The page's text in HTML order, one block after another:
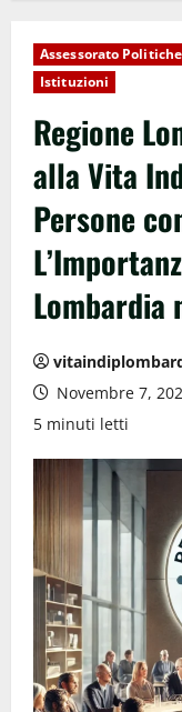
Assessorato
Istituzioni
Regione
alla Vita
Persone
Lombardia
Novembre 7,
5 minuti letti